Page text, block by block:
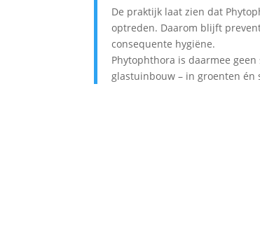
De praktijk laat zien dat
optreden. Daarom blijft
consequente hygiëne.
Phytophthora is daarmee
glastuinbouw – in groenten én